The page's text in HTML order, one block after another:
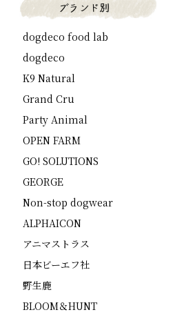
dogdeco food lab
dogdeco
K9 Natural
Grand Cru
Party Animal
OPEN FARM
GO! SOLUTIONS
GEORGE
Non-stop dogwear
ALPHAICON
アニマストラス
日本ビーエフ社
野生鹿
BLOOM＆HUNT